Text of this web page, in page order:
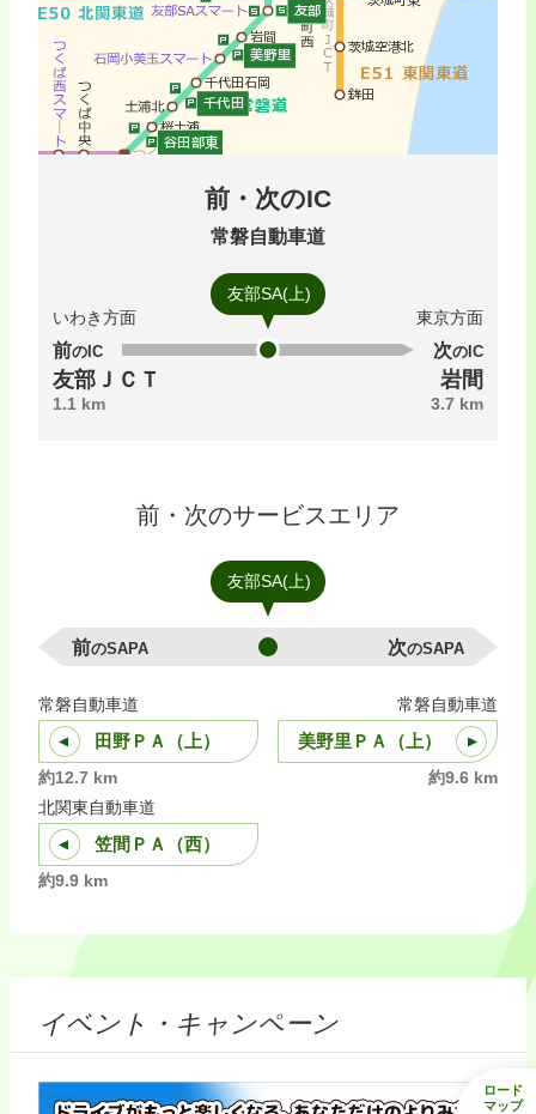
前・次のIC
常磐自動車道
友部SA(上)
いわき方面
前のIC
友部ＪＣＴ
1.1 km
東京方面
次のIC
岩間
3.7 km
前・次のサービスエリア
友部SA(上)
前のSAPA 次のSAPA
常磐自動車道
田野ＰＡ（上）
約12.7 km
北関東自動車道
笠間ＰＡ（西）
約9.9 km
常磐自動車道
美野里ＰＡ（上）
約9.6 km
イベント・キャンペーン
ロード
マップ